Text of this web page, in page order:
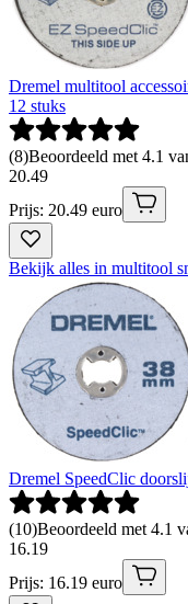
Dremel multitool
12 stuks
(8)Beoordeeld met 4.1
20.49
Prijs: 20.49 euro
Bekijk alles in multitool
Dremel SpeedClic
(10)Beoordeeld met 4.1
16.19
Prijs: 16.19 euro